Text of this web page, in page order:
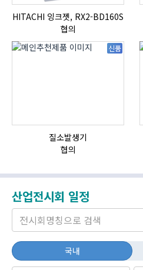
HITACHI 잉크젯, RX2-BD160S
협의
신품
질소발생기
협의
산업전시회 일정
국내